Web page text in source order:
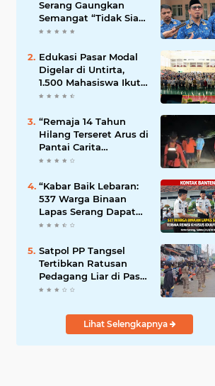
Serang Gaungkan
Semangat “Tidak Siap
untuk Diam”, Dorong
Responsif
Edukasi Pasar Modal
Digelar di Untirta,
1.500 Mahasiswa Ikut
Sosialisasi OJK
“Remaja 14 Tahun
Hilang Terseret Arus di
Pantai Carita
Pandeglang”
“Kabar Baik Lebaran:
537 Warga Binaan
Lapas Serang Dapat
Remisi Idulfitri”
Satpol PP Tangsel
Tertibkan Ratusan
Pedagang Liar di Pasar
Serpong, Ganggu Lalu
Lihat Selengkapnya